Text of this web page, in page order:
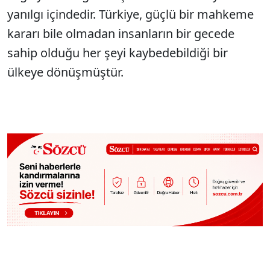
yanılgı içindedir. Türkiye, güçlü bir mahkeme
kararı bile olmadan insanların bir gecede
sahip olduğu her şeyi kaybedebildiği bir
ülkeye dönüşmüştür.